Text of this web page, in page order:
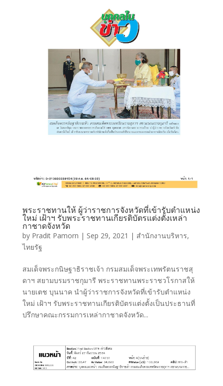
พระราชทานให้ ผู้ว่าราชการจังหวัดที่เข้ารับตำแหน่ง
ใหม่ เฝ้าฯ รับพระราชทานเกียรติบัตรแต่งตั้งเหล่า
กาชาดจังหวัด
by Pradit Pamorn | Sep 29, 2021 | สำนักงานบริหาร,
ไทยรัฐ
สมเด็จพระกนิษฐาธิราชเจ้า กรมสมเด็จพระเทพรัตนราชสุ
ดาฯ สยามบรมราชกุมารี พระราชทานพระราชวโรกาสให้
นายเตช บุนนาค นำผู้ว่าราชการจังหวัดที่เข้ารับตำแหน่ง
ใหม่ เฝ้าฯ รับพระราชทานเกียรติบัตรแต่งตั้งเป็นประธานที่
ปรึกษาคณะกรรมการเหล่ากาชาดจังหวัด...